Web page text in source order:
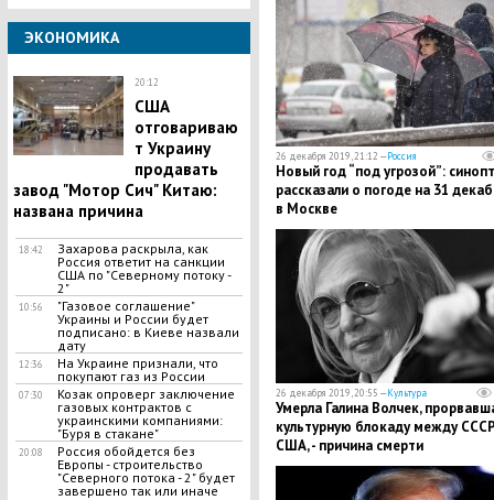
ЭКОНОМИКА
20:12
​США
отговариваю
т Украину
продавать
завод "Мотор Сич" Китаю:
названа причина
18:42
​Захарова раскрыла, как
Россия ответит на санкции
США по "Северному потоку -
2"
10:56
"Газовое соглашение"
Украины и России будет
подписано: в Киеве назвали
дату
12:36
На Украине признали, что
покупают газ из России
07:30
Козак опроверг заключение
газовых контрактов с
украинскими компаниями:
"Буря в стакане"
20:08
Россия обойдется без
Европы - строительство
"Северного потока - 2" будет
завершено так или иначе
26 декабря 2019, 21:12 —Россия
​Новый год “под угрозой”:
рассказали о погоде на 31
в Москве
26 декабря 2019, 20:55 —Культура
Умерла Галина Волчек,
культурную блокаду между
США, - причина смерти